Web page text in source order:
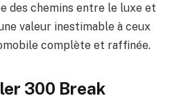
des chemins entre le luxe et
valeur inestimable à ceux
complète et raffinée.
300 Break